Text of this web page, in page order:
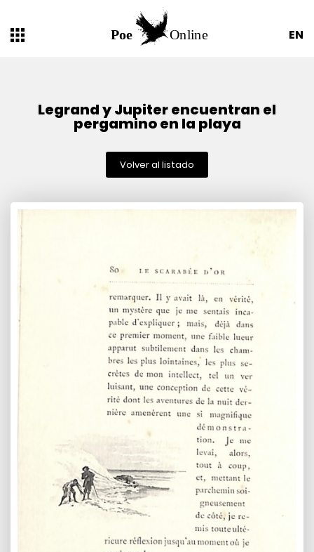
EN
Legrand y Jupiter encuentran el
pergamino en la playa
Volver al listado